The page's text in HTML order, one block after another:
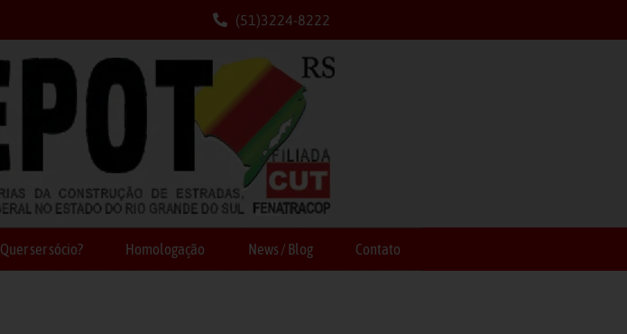
(51)3224-8222
Quer ser sócio? Homologação News / Blog Contato